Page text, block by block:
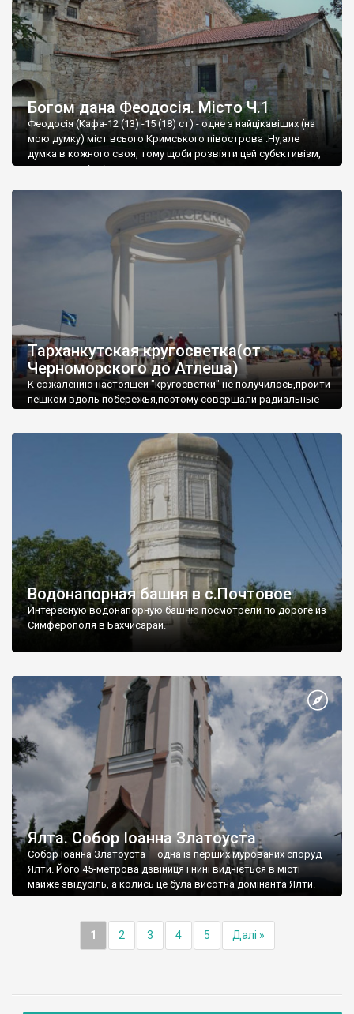
Богом дана Феодосія. Місто Ч.1
Феодосія (Кафа-12 (13) -15 (18) ст) - одне з найцікавіших (на
мою думку) міст всього Кримського півострова .Ну,але
думка в кожного своя, тому щоби розвіяти цей субєктивізм,
запрошую відвідати це
Тарханкутская кругосветка(от
Черноморского до Атлеша)
К сожалению настоящей "кругосветки" не получилось,пройти
пешком вдоль побережья,поэтому совершали радиальные
Водонапорная башня в с.Почтовое
Интересную водонапорную башню посмотрели по дороге из
Симферополя в Бахчисарай.
Ялта. Собор Іоанна Златоуста
Собор Іоанна Златоуста – одна із перших мурованих споруд
Ялти. Його 45-метрова дзвіниця і нині видніється в місті
майже звідусіль, а колись це була висотна домінанта Ялти.
1 2 3 4 5 Далі »